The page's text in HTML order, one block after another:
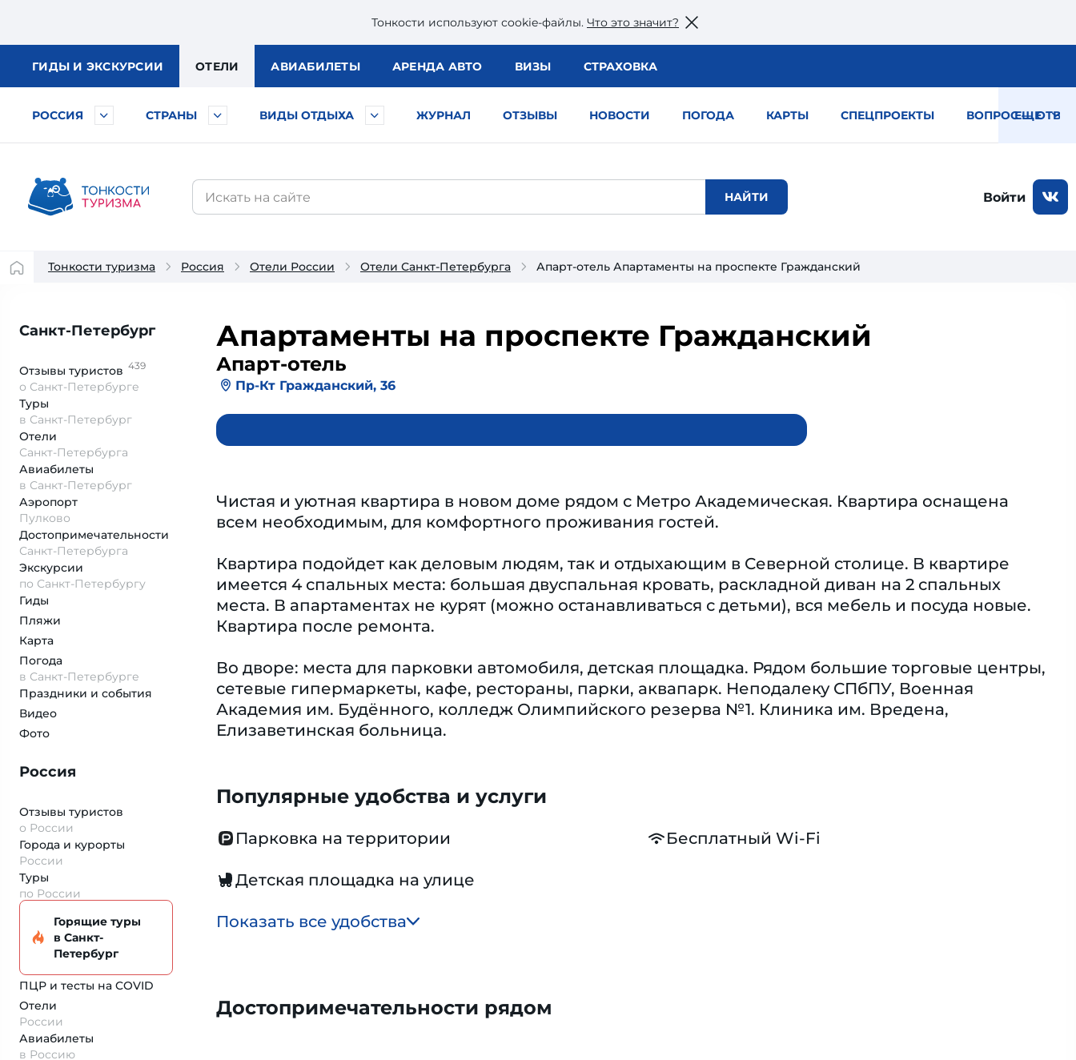
Тонкости используют сookie-файлы. Что это значит?
ГИДЫ И ЭКСКУРСИИ ОТЕЛИ АВИАБИЛЕТЫ АРЕНДА АВТО ВИЗЫ СТРАХОВКА
РОССИЯ СТРАНЫ ВИДЫ ОТДЫХА ЖУРНАЛ ОТЗЫВЫ НОВОСТИ ПОГОДА КАРТЫ СПЕЦПРОЕКТЫ ВОПРОС — ОТВЕТ
ЕЩЕ
Войти
Тонкости туризма Россия Отели России Отели Санкт-Петербурга Апарт-отель Апартаменты на проспекте Гражданский
Санкт-Петербург
Отзывы туристов 439
о Санкт-Петербурге
Туры
в Санкт-Петербург
Отели
Санкт-Петербурга
Авиабилеты
в Санкт-Петербург
Аэропорт
Пулково
Достопримеча­тельности
Санкт-Петербурга
Экскурсии
по Санкт-Петербургу
Гиды
Пляжи
Карта
Погода
в Санкт-Петербурге
Праздники и события
Видео
Фото
Россия
Отзывы туристов
о России
Города и курорты
России
Туры
по России
Горящие туры
в Санкт-
Петербург
ПЦР и тесты на COVID
Отели
России
Авиабилеты
в Россию
Апартаменты на проспекте Гражданский
Апарт-отель
Пр-Кт Гражданский, 36
Чистая и уютная квартира в новом доме рядом с Метро Академическая. Квартира оснащена
всем необходимым, для комфортного проживания гостей.
Квартира подойдет как деловым людям, так и отдыхающим в Северной столице. В квартире
имеется 4 спальных места: большая двуспальная кровать, раскладной диван на 2 спальных
места. В апартаментах не курят (можно останавливаться с детьми), вся мебель и посуда новые.
Квартира после ремонта.
Во дворе: места для парковки автомобиля, детская площадка. Рядом большие торговые центры,
сетевые гипермаркеты, кафе, рестораны, парки, аквапарк. Неподалеку СПбПУ, Военная
Академия им. Будённого, колледж Олимпийского резерва №1. Клиника им. Вредена,
Елизаветинская больница.
Популярные удобства и услуги
Парковка на территории Бесплатный Wi-Fi
Детская площадка на улице
Показать все удобства
Достопримечательности рядом